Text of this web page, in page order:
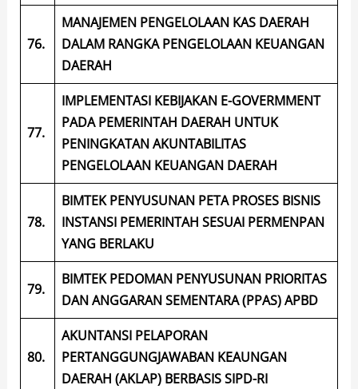
76.
MANAJEMEN PENGELOLAAN KAS DAERAH
DALAM RANGKA PENGELOLAAN KEUANGAN
DAERAH
77.
IMPLEMENTASI KEBIJAKAN E-GOVERMMENT
PADA PEMERINTAH DAERAH UNTUK
PENINGKATAN AKUNTABILITAS
PENGELOLAAN KEUANGAN DAERAH
78.
BIMTEK PENYUSUNAN PETA PROSES BISNIS
INSTANSI PEMERINTAH SESUAI PERMENPAN
YANG BERLAKU
79.
BIMTEK PEDOMAN PENYUSUNAN PRIORITAS
DAN ANGGARAN SEMENTARA (PPAS) APBD
80.
AKUNTANSI PELAPORAN
PERTANGGUNGJAWABAN KEAUNGAN
DAERAH (AKLAP) BERBASIS SIPD-RI